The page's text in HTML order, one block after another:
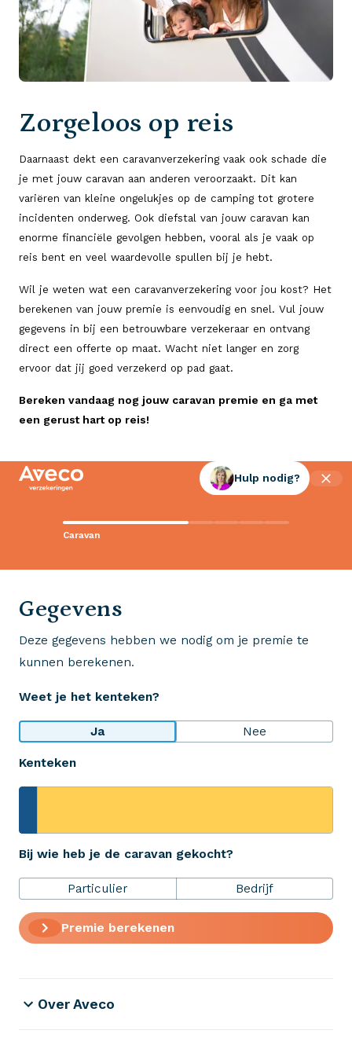
Zorgeloos op reis
Daarnaast dekt een caravanverzekering vaak ook schade die
je met jouw caravan aan anderen veroorzaakt. Dit kan
variëren van kleine ongelukjes op de camping tot grotere
incidenten onderweg. Ook diefstal van jouw caravan kan
enorme financiële gevolgen hebben, vooral als je vaak op
reis bent en veel waardevolle spullen bij je hebt.
Wil je weten wat een caravanverzekering voor jou kost? Het
berekenen van jouw premie is eenvoudig en snel. Vul jouw
gegevens in bij een betrouwbare verzekeraar en ontvang
direct een offerte op maat. Wacht niet langer en zorg
ervoor dat jij goed verzekerd op pad gaat.
Bereken vandaag nog jouw caravan premie en ga met
een gerust hart op reis!
Caravan
Hulp nodig?
Gegevens
Deze gegevens hebben we nodig om je premie te
kunnen berekenen.
Weet je het kenteken?
Ja Nee
Kenteken
Bij wie heb je de caravan gekocht?
Particulier Bedrijf
Premie berekenen
Contact met Aveco?
Wij staan voor je klaar!
Wij krijgen een 8,5!
Op basis van ruim 3.000 reviews
Bekijk wat anderen over ons zeggen
+31 (0)523 - 20 80 30
Verzekeringen
Over Aveco